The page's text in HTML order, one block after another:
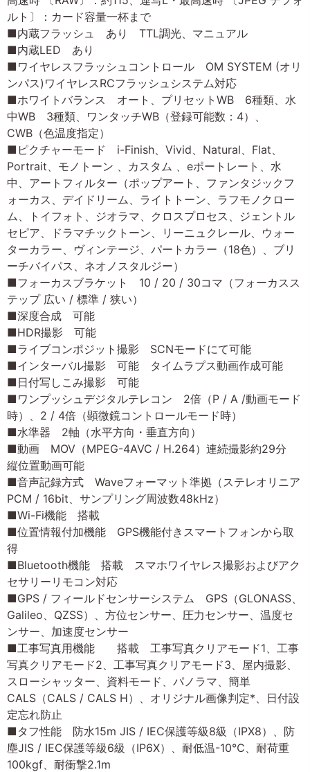
ルト〕：カード容量一杯まで
■内蔵フラッシュ あり TTL調光、マニュアル
■内蔵LED あり
■ワイヤレスフラッシュコントロール OM SYSTEM (オリ
ンパス)ワイヤレスRCフラッシュシステム対応
■ホワイトバランス オート、プリセットWB 6種類、水
中WB 3種類、ワンタッチWB（登録可能数：4）、
CWB（色温度指定）
■ピクチャーモード i-Finish、Vivid、Natural、Flat、
Portrait、モノトーン 、カスタム 、eポートレート、水
中、アートフィルター（ポップアート、ファンタジックフ
ォーカス、デイドリーム、ライトトーン、ラフモノクロー
ム、トイフォト、ジオラマ、クロスプロセス、ジェントル
セピア、ドラマチックトーン、リーニュクレール、ウォー
ターカラー、ヴィンテージ、パートカラー（18色）、ブリ
ーチバイパス、ネオノスタルジー）
■フォーカスブラケット 10 / 20 / 30コマ（フォーカスス
テップ 広い / 標準 / 狭い）
■深度合成 可能
■HDR撮影 可能
■ライブコンポジット撮影 SCNモードにて可能
■インターバル撮影 可能 タイムラプス動画作成可能
■日付写しこみ撮影 可能
■ワンプッシュデジタルテレコン 2倍（P / A /動画モード
時）、2 / 4倍（顕微鏡コントロールモード時）
■水準器 2軸（水平方向・垂直方向）
■動画 MOV（MPEG-4AVC / H.264）連続撮影約29分
縦位置動画可能
■音声記録方式 Waveフォーマット準拠（ステレオリニア
PCM / 16bit、サンプリング周波数48kHz）
■Wi-Fi機能 搭載
■位置情報付加機能 GPS機能付きスマートフォンから取
得
■Bluetooth機能 搭載 スマホワイヤレス撮影およびアク
セサリーリモコン対応
■GPS / フィールドセンサーシステム GPS（GLONASS、
Galileo、QZSS）、方位センサー、圧力センサー、温度セ
ンサー、加速度センサー
■工事写真用機能 搭載 工事写真クリアモード1、工事
写真クリアモード2、工事写真クリアモード3、屋内撮影、
スローシャッター、資料モード、パノラマ、簡単
CALS（CALS / CALS H）、オリジナル画像判定*、日付設
定忘れ防止
■タフ性能 防水15m JIS / IEC保護等級8級（IPX8）、防
塵JIS / IEC保護等級6級（IP6X）、耐低温-10℃、耐荷重
100kgf、耐衝撃2.1m